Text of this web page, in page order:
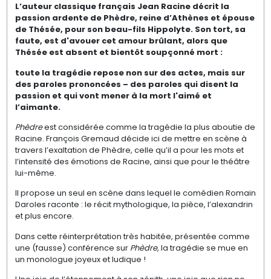
L’auteur classique français Jean Racine décrit la
passion ardente de Phèdre, reine d’Athènes et épouse
de Thésée, pour son beau-fils Hippolyte. Son tort, sa
faute, est d'avouer cet amour brûlant, alors que
Thésée est absent et bientôt soupçonné mort :
toute la tragédie repose non sur des actes, mais sur
des paroles prononcées – des paroles qui disent la
passion et qui vont mener à la mort l'aimé et
l’aimante.
Phèdreest considérée comme la tragédie la plus aboutie de
Racine. François Gremaud décide ici de mettre en scène à
travers l’exaltation de Phèdre, celle qu’il a pour les mots et
l’intensité des émotions de Racine, ainsi que pour le théâtre
lui-même.
Il propose un seul en scène dans lequel le comédien Romain
Daroles raconte : le récit mythologique, la pièce, l’alexandrin
et plus encore.
Dans cette réinterprétation très habitée, présentée comme
une (fausse) conférence sur Phèdre, la tragédie se mue en
un monologue joyeux et ludique !